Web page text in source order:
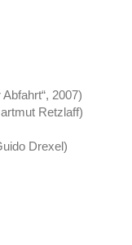
2007)
Retzlaff)
Drexel)